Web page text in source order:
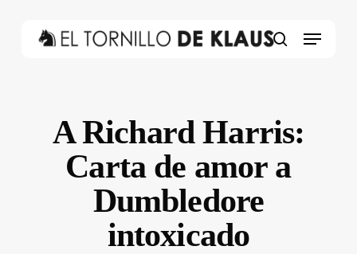
Menu
A Richard Harris:
Carta de amor a
Dumbledore
intoxicado